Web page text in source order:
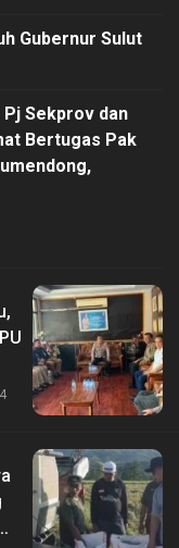
Gubernur Sulut
Sekprov dan
Bertugas Pak